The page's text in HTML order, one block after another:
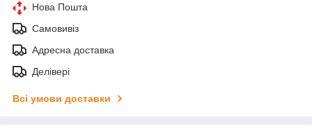
Нова Пошта
Самовивіз
Адресна доставка
Делівері
Всі умови доставки